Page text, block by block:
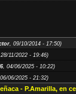
, 09/10/2014 - 17:50)
11/2022 - 19:46)
, 04/06/2025 - 10:22)
06/2025 - 21:32)
- P.Amarilla, en